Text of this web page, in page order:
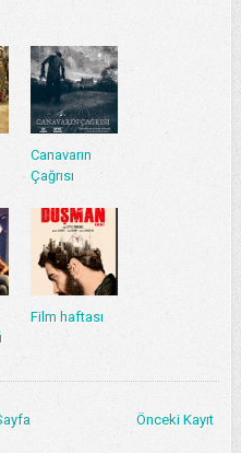
Canavarın
Çağrısı
Film haftası
Önceki Kayıt